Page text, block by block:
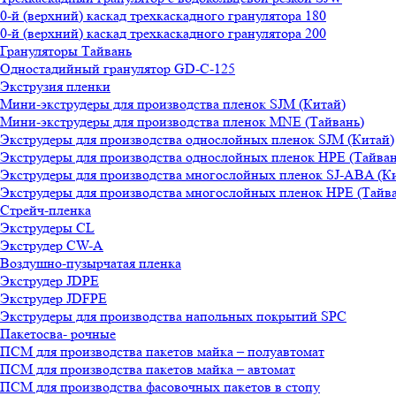
0-й (верхний) каскад трехкаскадного гранулятора 180
0-й (верхний) каскад трехкаскадного гранулятора 200
Грануляторы Тайвань
Одностадийный гранулятор GD-C-125
Экструзия пленки
Мини-экструдеры для производства пленок SJM (Китай)
Мини-экструдеры для производства пленок MNE (Тайвань)
Экструдеры для производства однослойных пленок SJM (Китай)
Экструдеры для производства однослойных пленок HPE
Экструдеры для производства многослойных пленок SJ-ABA
Экструдеры для производства многослойных пленок HPE
Стрейч-пленка
Экструдеры CL
Экструдер CW-A
Воздушно-пузырчатая пленка
Экструдер JDPE
Экструдер JDFPE
Экструдеры для производства напольных покрытий SPC
Пакетосва- рочные
ПСМ для производства пакетов майка – полуавтомат
ПСМ для производства пакетов майка – автомат
ПСМ для производства фасовочных пакетов в стопу